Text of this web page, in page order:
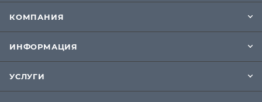
КОМПАНИЯ
ИНФОРМАЦИЯ
УСЛУГИ